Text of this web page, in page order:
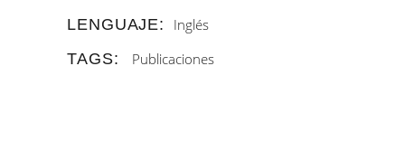
LENGUAJE:
Inglés
TAGS:
Publicaciones